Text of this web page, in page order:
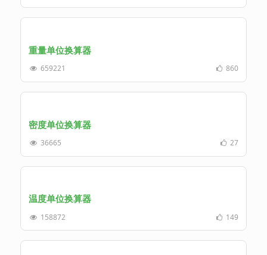
重量单位换算器
659221 860
密度单位换算器
36665 27
温度单位换算器
158872 149